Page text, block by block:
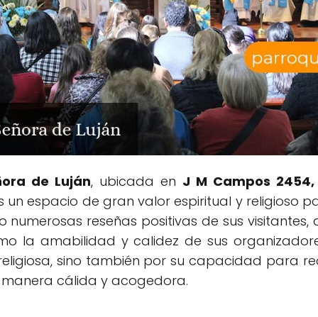
de Luján, ubicada en J M Campos
un espacio de gran valor espiritual y religioso
reseñas positivas de sus
la amabilidad y calidez de sus
sino también por su capacidad para
cálida y acogedora.